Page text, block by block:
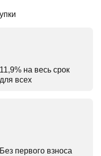
11,9% на весь срок
для всех
Без первого взноса